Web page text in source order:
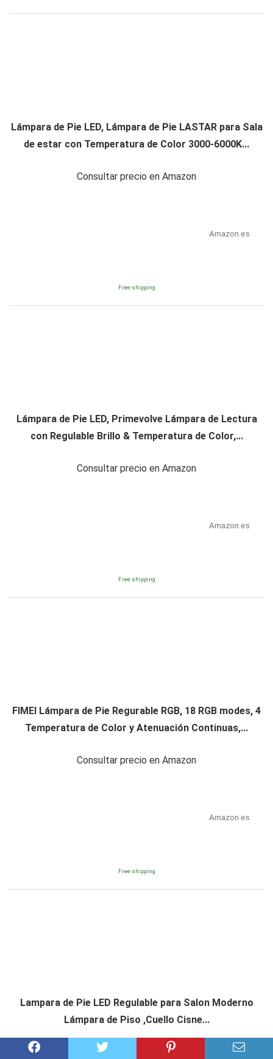
Lámpara de Pie LED, Lámpara de Pie LASTAR para Sala
de estar con Temperatura de Color 3000-6000K...
Consultar precio en Amazon
Amazon.es
Free shipping
Lámpara de Pie LED, Primevolve Lámpara de Lectura
con Regulable Brillo & Temperatura de Color,...
Consultar precio en Amazon
Amazon.es
Free shipping
FIMEI Lámpara de Pie Regurable RGB, 18 RGB modes, 4
Temperatura de Color y Atenuación Continuas,...
Consultar precio en Amazon
Amazon.es
Free shipping
Lampara de Pie LED Regulable para Salon Moderno
Lámpara de Piso ,Cuello Cisne...
Consultar precio en Amazon